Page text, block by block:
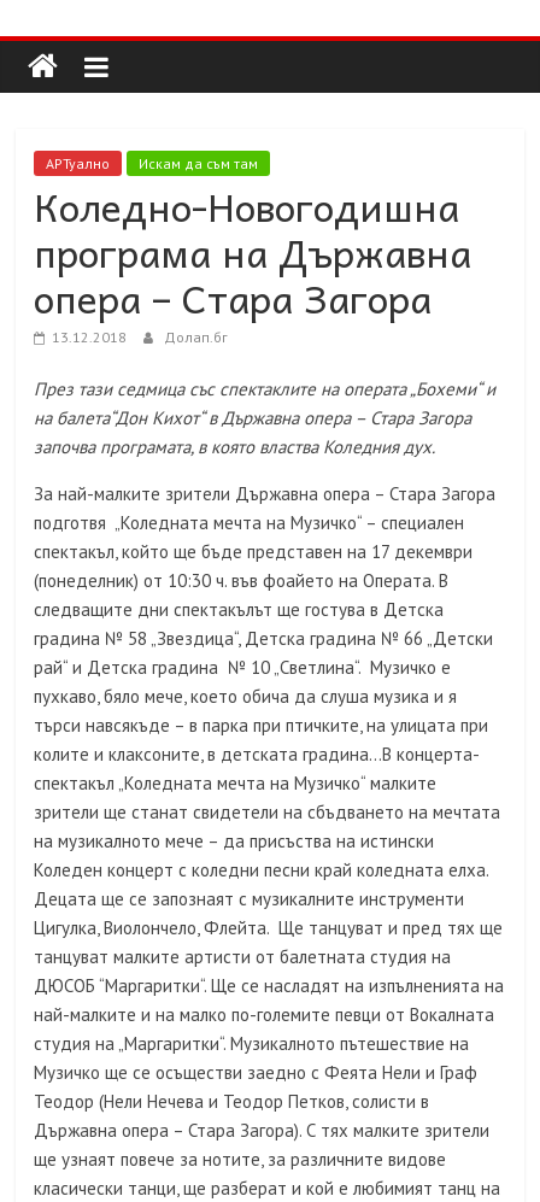
to
content
Долап
БГ
култура|
пътешествия|
мода|
събития|
кухня|
реклама|
АРТуално Искам да съм там
Коледно-Новогодишна
програма на Държавна
опера – Стара Загора
13.12.2018 Долап.бг
През тази седмица със спектаклите на операта „Бохеми“ и
на балета“Дон Кихот“ в Държавна опера – Стара Загора
започва програмата, в която властва Коледния дух.
За най-малките зрители Държавна опера – Стара Загора
подготвя „Коледната мечта на Музичко“ – специален
спектакъл, който ще бъде представен на 17 декември
(понеделник) от 10:30 ч. във фоайето на Операта. В
следващите дни спектакълът ще гостува в Детска
градина № 58 „Звездица“, Детска градина № 66 „Детски
рай“ и Детска градина № 10 „Светлина“. Музичко е
пухкаво, бяло мече, което обича да слуша музика и я
търси навсякъде – в парка при птичките, на улицата при
колите и клаксоните, в детската градина…В концерта-
спектакъл „Коледната мечта на Музичко“ малките
зрители ще станат свидетели на сбъдването на мечтата
на музикалното мече – да присъства на истински
Коледен концерт с коледни песни край коледната елха.
Децата ще се запознаят с музикалните инструменти
Цигулка, Виолончело, Флейта. Ще танцуват и пред тях ще
танцуват малките артисти от балетната студия на
ДЮСОБ “Маргаритки“. Ще се насладят на изпълненията на
най-малките и на малко по-големите певци от Вокалната
студия на „Маргаритки“. Музикалното пътешествие на
Музичко ще се осъществи заедно с Феята Нели и Граф
Теодор (Нели Нечева и Теодор Петков, солисти в
Държавна опера – Стара Загора). С тях малките зрители
ще узнаят повече за нотите, за различните видове
класически танци, ще разберат и кой е любимият танц на